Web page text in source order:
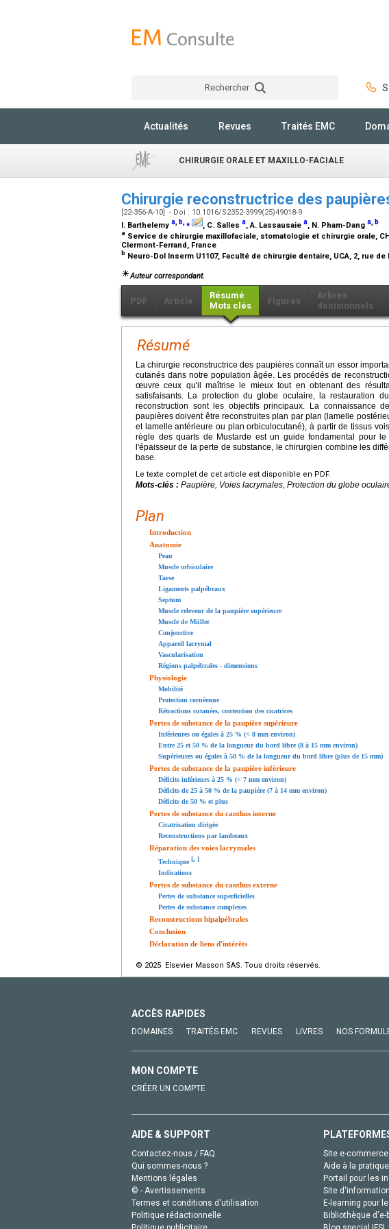
Rechercher
Actualités Revues Traités EMC
CHIRURGIE ORALE ET MAXILLO-FACIALE
Chirurgie reconstructrice des
[22-356-A-10] - Doi : 10.1016/S2352-3999(25)49018-9
I. Barthelemy a, b,⁎ , C. Salles a, A. Lassausaie a, N. Pham-Dang a, b
a Service de chirurgie maxillofaciale, stomatologie et chirurgie orale,
Clermont-Ferrand, France
b Neuro-Dol Inserm U1107, Faculté de chirurgie dentaire, UCA, 2, rue de
Auteur correspondant.
PDF Article
Résumé
Mots clés
Figures
Arbres
décisionnels
Résumé
La chirurgie reconstructrice des paupières connaît un essor
cutanés dans notre population âgée. Les procédés de
œuvre ceux qu'il maîtrise le mieux tout en obtenant des
satisfaisants. La protection du globe oculaire, la restauration
reconstruction sont les objectifs principaux. La connaissance
paupières doivent être reconstruites plan par plan (lamelle
et lamelle antérieure ou plan orbiculocutané), à partir de tissus
règle des quarts de Mustarde est un guide fondamental pour
l'épaisseur de la perte de substance, le chirurgien combine les
base.
Le texte complet de cet article est disponible en PDF.
Mots-clés : Paupière, Voies lacrymales, Protection du globe
Plan
Introduction
Anatomie
Peau
Muscle orbiculaire
Tarse
Ligaments palpébraux
Septum
Muscle releveur de la paupière supérieure
Muscle de Müller
Conjonctive
Appareil lacrymal
Vascularisation
Régions palpébrales - dimensions
Physiologie
Mobilité
Protection cornéenne
Rétractions cutanées, contention des cicatrices
Pertes de substance de la paupière supérieure
Inférieures ou égales à 25 % (< 8 mm environ)
Entre 25 et 50 % de la longueur du bord libre (8 à 15 mm environ)
Supérieures ou égales à 50 % de la longueur du bord libre (plus de 15 mm)
Pertes de substance de la paupière inférieure
Déficits inférieurs à 25 % (< 7 mm environ)
Déficits de 25 à 50 % de la paupière (7 à 14 mm environ)
Déficits de 50 % et plus
Pertes de substance du canthus interne
Cicatrisation dirigée
Reconstructions par lambeaux
Réparation des voies lacrymales
Technique[, ]
Indications
Pertes de substance du canthus externe
Pertes de substance superficielles
Pertes de substance complexes
Reconstructions bipalpébrales
Conclusion
Déclaration de liens d'intérêts
© 2025 Elsevier Masson SAS. Tous droits réservés.
ACCÈS RAPIDES
DOMAINES TRAITÉS EMC REVUES LIVRES NOS
MON COMPTE
CRÉER UN COMPTE
AIDE & SUPPORT
Contactez-nous / FAQ
Qui sommes-nous ?
Mentions légales
© - Avertissements
Termes et conditions d'utilisation
Politique rédactionnelle
Site e-commerce
Aide à la
Portail pour les
Site
E-learning pour
Bibliothèque d'e-